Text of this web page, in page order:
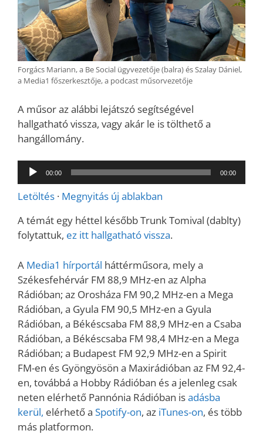
Forgács Mariann, a Be Social ügyvezetője (balra) és Szalay Dániel,
a Media1 főszerkesztője, a podcast műsorvezetője
A műsor az alábbi lejátszó segítségével
hallgatható vissza, vagy akár le is tölthető a
hangállomány.
Audió
lejátszó
00:00 00:00
Letöltés · Megnyitás új ablakban
A témát egy héttel később Trunk Tomival (dablty)
folytattuk, ez itt hallgatható vissza.
A Media1 hírportál háttérműsora, mely a
Székesfehérvár FM 88,9 MHz-en az Alpha
Rádióban; az Orosháza FM 90,2 MHz-en a Mega
Rádióban, a Gyula FM 90,5 MHz-en a Gyula
Rádióban, a Békéscsaba FM 88,9 MHz-en a Csaba
Rádióban, a Békéscsaba FM 98,4 MHz-en a Mega
Rádióban; a Budapest FM 92,9 MHz-en a Spirit
FM-en és Gyöngyösön a Maxirádióban az FM 92,4-
en, továbbá a Hobby Rádióban és a jelenleg csak
neten elérhető Pannónia Rádióban isadásba
kerül, elérhető a Spotify-on, az iTunes-on, és több
más platformon.